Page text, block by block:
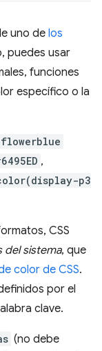
uno de los
puedes usar
funciones
específico o la
,
p3
CSS
del sistema, que
color de CSS.
por el
clave.
(no debe